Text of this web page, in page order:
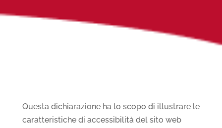
Questa dichiarazione ha lo scopo di illustrare le
caratteristiche di accessibilità del sito web